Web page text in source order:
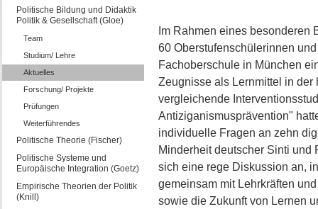
Politische Bildung und Didaktik
Politik & Gesellschaft (Gloe)
Team
Studium/ Lehre
Aktuelles
Forschung/ Projekte
Prüfungen
Weiterführendes
Politische Theorie (Fischer)
Politische Systeme und
Europäische Integration (Goetz)
Empirische Theorien der Politik
(Knill)
Im Rahmen eines besonderen
60 Oberstufenschülerinnen
Fachoberschule in München
Zeugnisse als Lernmittel in
vergleichende
Antiziganismusprävention"
individuelle Fragen an zehn
Minderheit deutscher Sinti und
sich eine rege Diskussion an,
gemeinsam mit Lehrkräften
sowie die Zukunft von Lernen